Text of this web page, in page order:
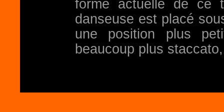
forme actuelle de ce
danseuse est placé
une position plus
beaucoup plus